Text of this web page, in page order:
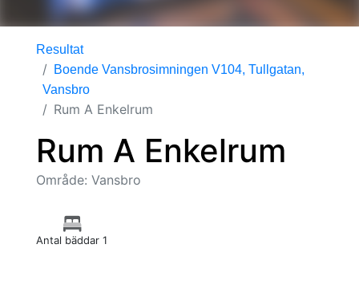
Resultat
Boende Vansbrosimningen V104, Tullgatan,
Vansbro
Rum A Enkelrum
Rum A Enkelrum
Område: Vansbro
Antal bäddar 1